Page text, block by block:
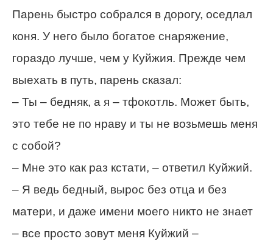
Парень быстро собрался в дорогу, оседлал
коня. У него было богатое снаряжение,
гораздо лучше, чем у Куйжия. Прежде чем
выехать в путь, парень сказал:
– Ты – бедняк, а я – тфокотль. Может быть,
это тебе не по нраву и ты не возьмешь меня
с собой?
– Мне это как раз кстати, – ответил Куйжий.
– Я ведь бедный, вырос без отца и без
матери, и даже имени моего никто не знает
– все просто зовут меня Куйжий –